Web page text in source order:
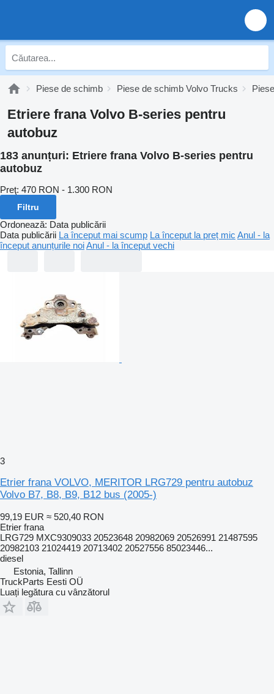
Piese de schimb Piese de schimb Volvo Trucks
Etriere frana Volvo B-series pentru
autobuz
183 anunțuri: Etriere frana Volvo B-series pentru
autobuz
Preţ: 470 RON - 1.300 RON
Filtru
Ordonează: Data publicării
Data publicării La început mai scump La început la preț mic Anul - la
început anunțurile noiAnul - la început vechi
3
Etrier frana VOLVO, MERITOR LRG729 pentru autobuz
Volvo B7, B8, B9, B12 bus (2005-)
99,19 EUR ≈ 520,40 RON
Etrier frana
LRG729 MXC9309033 20523648 20982069 20526991 21487595
20982103 21024419 20713402 20527556 85023446...
diesel
Estonia, Tallinn
TruckParts Eesti OÜ
Luați legătura cu vânzătorul